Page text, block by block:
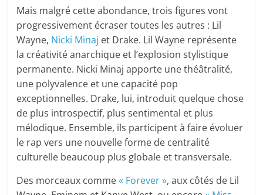
Mais malgré cette abondance, trois figures vont
progressivement écraser toutes les autres : Lil
Wayne, Nicki Minaj et Drake. Lil Wayne représente
la créativité anarchique et l’explosion stylistique
permanente. Nicki Minaj apporte une théâtralité,
une polyvalence et une capacité pop
exceptionnelles. Drake, lui, introduit quelque chose
de plus introspectif, plus sentimental et plus
mélodique. Ensemble, ils participent à faire évoluer
le rap vers une nouvelle forme de centralité
culturelle beaucoup plus globale et transversale.
Des morceaux comme« Forever », aux côtés de Lil